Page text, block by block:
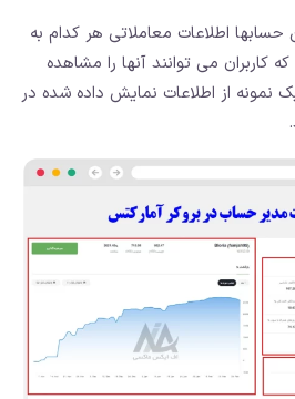
اطلاعات معاملاتی هر کدام به
می توانند آنها را مشاهده
نمونه از اطلاعات نمایش داده شده در